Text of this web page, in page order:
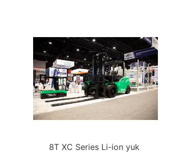
8T XC Series Li-ion yuk